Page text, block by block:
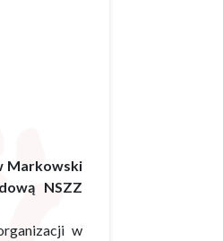
Markowski
NSZZ
w